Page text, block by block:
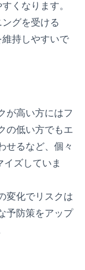
くなります。
グを受ける
持しやすいで
が高い方にはフ
の低い方でもエ
せるなど、個々
ズしていま
変化でリスクは
予防策をアップ